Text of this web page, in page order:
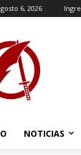
6, 2026
NOTICIAS